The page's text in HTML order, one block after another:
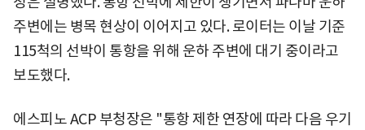
주변에는 병목 현상이 이어지고 있다. 로이터는 이날 기준
115척의 선박이 통항을 위해 운하 주변에 대기 중이라고
보도했다.
에스피노 ACP 부청장은 "통항 제한 연장에 따라 다음 우기